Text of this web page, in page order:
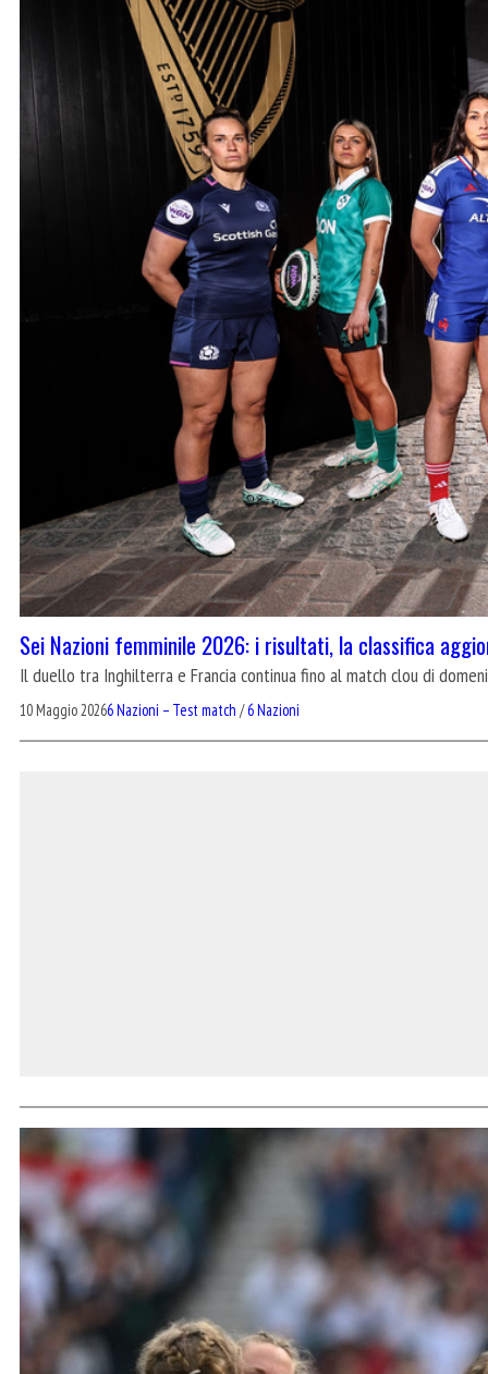
Sei Nazioni femminile 2026: i risultati, la classifica
Il duello tra Inghilterra e Francia continua fino al match clou di
10 Maggio 20266 Nazioni – Test match /6 Nazioni